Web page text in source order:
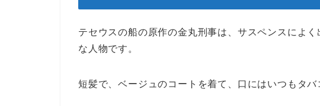
テセウスの船の原作の金丸刑事は、サスペンスによ
な人物です。
短髪で、ベージュのコートを着て、口にはいつもタバ